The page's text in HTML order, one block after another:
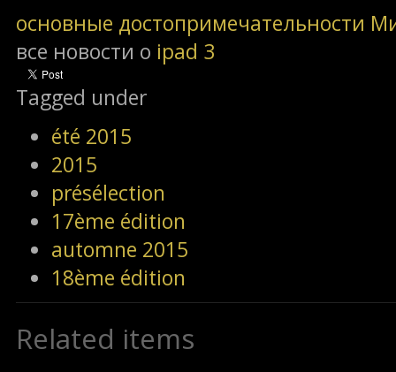
основные достопримечательности
все новости о ipad 3
Tagged under
été 2015
2015
présélection
17ème édition
automne 2015
18ème édition
Related items